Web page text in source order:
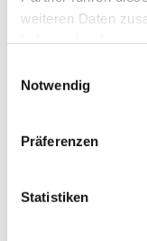
weiteren Daten
Notwendig
Präferenzen
Statistiken